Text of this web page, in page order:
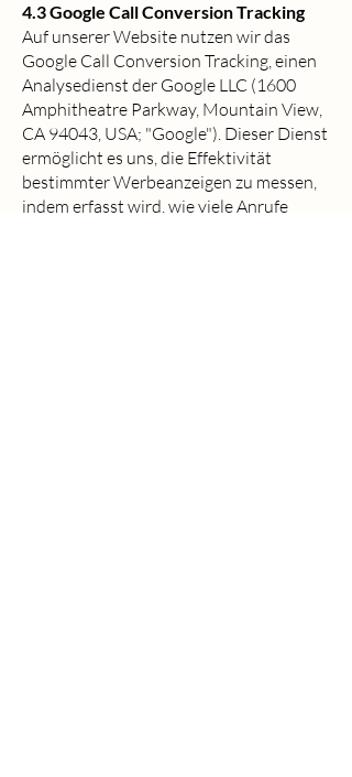
4.3 Google Call Conversion Tracking
Auf unserer Website nutzen wir das
Google Call Conversion Tracking, einen
Analysedienst der Google LLC (1600
Amphitheatre Parkway, Mountain View,
CA 94043, USA; "Google"). Dieser Dienst
ermöglicht es uns, die Effektivität
bestimmter Werbeanzeigen zu messen,
indem erfasst wird, wie viele Anrufe